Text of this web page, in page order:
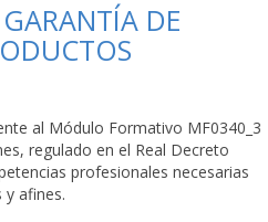
DE
al Módulo Formativo MF0340_3
regulado en el Real Decreto
profesionales necesarias
afines.